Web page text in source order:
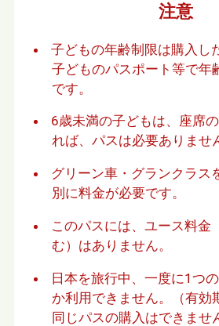
き
ま
す
注意
子どもの年齢制限は購入し
子どものパスポート等で年
です。
6歳未満の子どもは、座席
れば、パスは必要ありませ
グリーン⾞・グランクラス
別に料⾦が必要です。
このパスには、ユース料金
む）はありません。
⽇本を旅⾏中、⼀度に1つの
か利⽤できません。（有効
同じパスの購⼊はできませ